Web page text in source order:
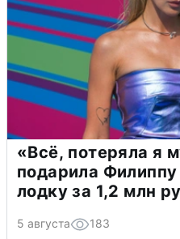
«Всё, потеряла я
подарила
лодку за 1,2 млн
5 августа 183